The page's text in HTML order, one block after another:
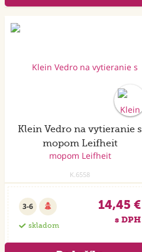
Klein Vedro na vytieranie s
mopom Leifheit
K.6558
3-6
skladom
14,45 €
s DPH